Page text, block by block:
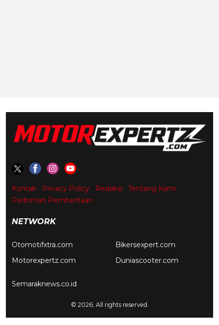
Kontak Privacy Policy Redaksi
Tentang Kami
Pedoman Pemberitaan
NETWORK
Otomotifxtra.com
Motorexpertz.com
Bikersexpert.com
Duniascooter.com
Semaraknews.co.id
© 2026. All rights reserved.